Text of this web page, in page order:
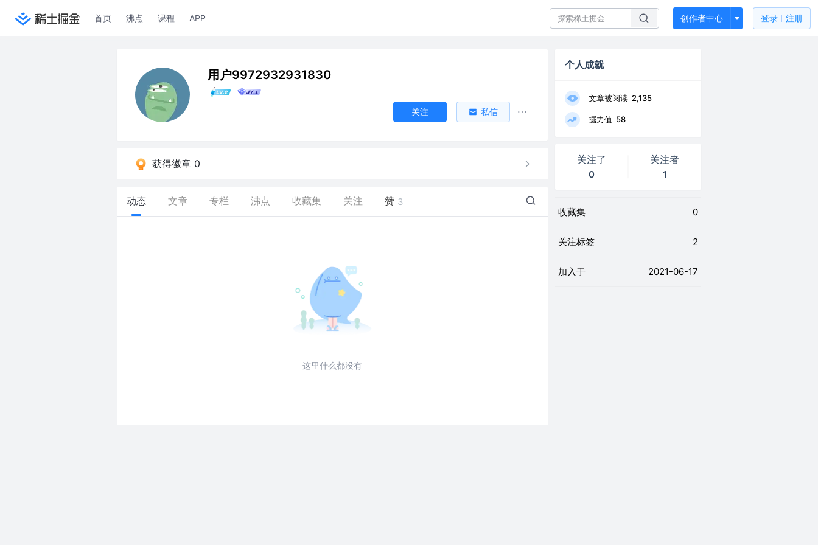
首页 沸点 课程 APP 创作者中心 登录 注册
用户9972932931830
关注 私信
获得徽章 0
动态 文章 专栏 沸点 收藏集 关注 赞 3
这里什么都没有
个人成就
文章被阅读 2,135
掘力值 58
关注了
0
关注者
1
收藏集 0
关注标签 2
加入于 2021-06-17